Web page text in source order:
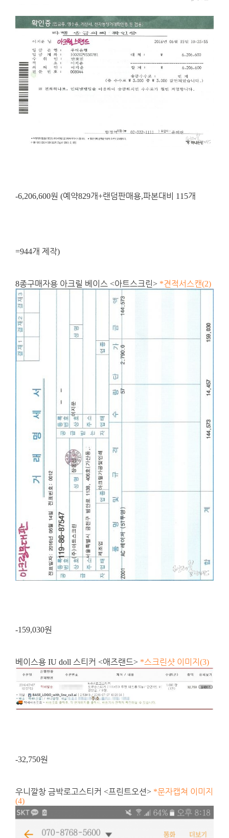
-6,206,600원 (예약829개+랜덤판매용,파본대비 115개
=944개 제작)
8종구매자용 아크릴 베이스 <아트스크린> *견적서스캔(2)
-159,030원
베이스용 IU doll 스티커 <애즈랜드> *스크린샷 이미지 (3)
-32,750원
우니깔창 금박로고스티커 <프린트오션> *문자캡쳐 이미지
(4)